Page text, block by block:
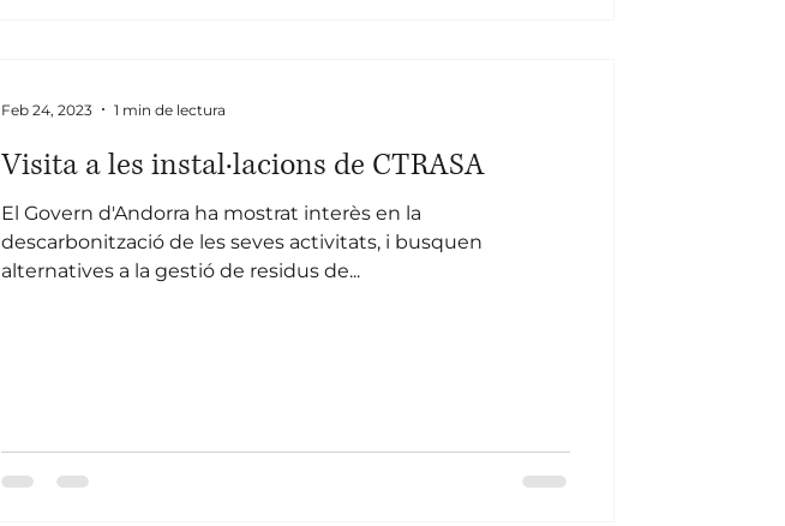
Visita a les instal·lacions de CTRASA
El Govern d'Andorra ha mostrat interès en la
descarbonització de les seves activitats, i busquen
alternatives a la gestió de residus de...
Feb 24, 2023 1 min de lectura